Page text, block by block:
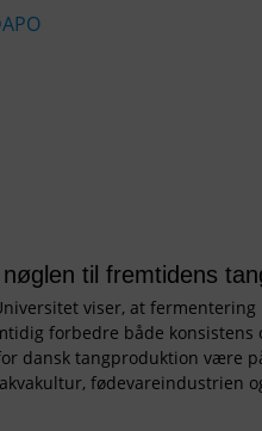
til fremtidens
viser, at
forbedre både
dansk tangproduktion være
fødevareindustrien